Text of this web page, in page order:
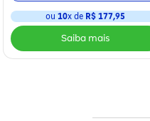
ou 10x de R$ 177,95